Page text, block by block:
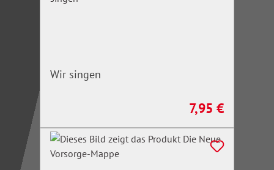
Wir singen
Regulärer Preis:
7,95 €